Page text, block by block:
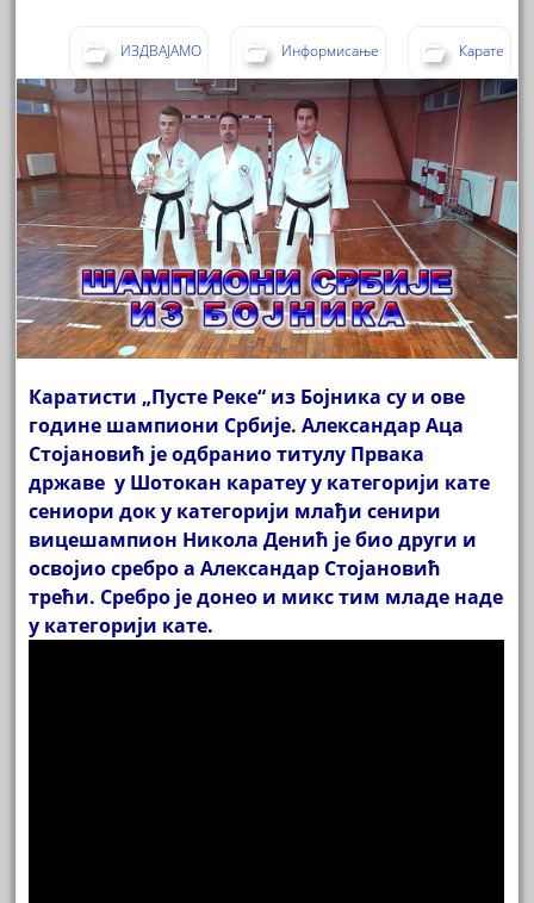
ИЗДВАЈАМО Информисање Карате
Каратисти „Пусте Реке“ из Бојника су и ове
године шампиони Србије. Александар Аца
Стојановић је одбранио титулу Првака
државе у Шотокан каратеу у категорији кате
сениори док у категорији млађи сенири
вицешампион Никола Денић је био други и
освојио сребро а Александар Стојановић
трећи. Сребро је донео и микс тим младе наде
у категорији кате.